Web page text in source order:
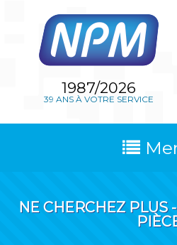
1987/2026
39 ANS À VOTRE SERVICE
NE CHERCHEZ PLUS